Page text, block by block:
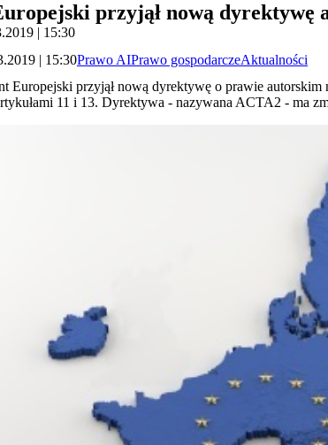
przyjął nową dyrektywę
| 15:30
| 15:30Prawo AIPrawo gospodarczeAktualności
Europejski przyjął nową dyrektywę o prawie
11 i 13. Dyrektywa - nazywana ACTA2 - ma